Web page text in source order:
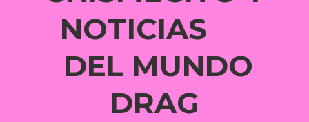
NOTICIAS
DEL MUNDO
DRAG